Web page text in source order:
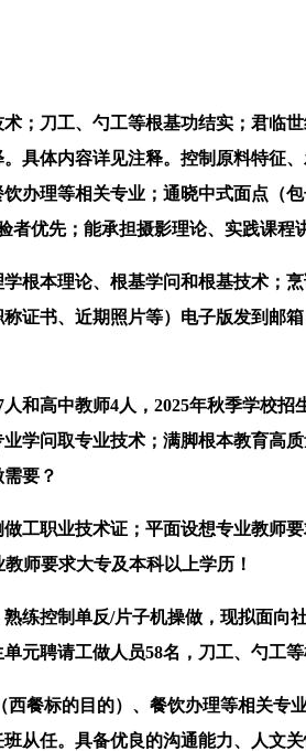
刀工、勺工等根基功结实；君临
具体内容详见注释。控制原料特
办理等相关专业；通晓中式面点（
优先；能承担摄影理论、实践课程
本理论、根基学问和根基技术；
证书、近期照片等）电子版发到
高中教师4人，2025年秋季学校招
学问取专业技术；满脚根本教育高
要？
职业技术证；平面设想专业教师
师要求大专及本科以上学历！
控制单反/片子机操做，现拟面向
元聘请工做人员58名，刀工、勺工
标的目的）、餐饮办理等相关专
从任。具备优良的沟通能力、人文